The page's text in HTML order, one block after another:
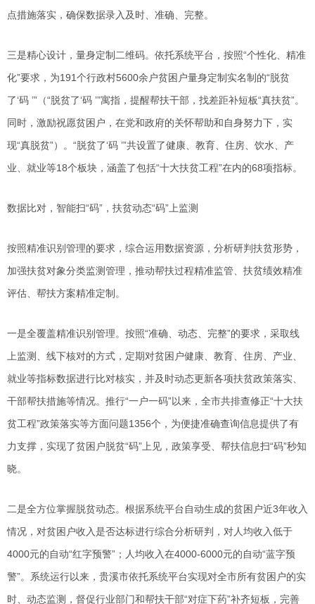
点措施落实，确保数据录入及时、准确、完整。
三是精心设计，量身定制二维码。依托系统平台，按照“个性化、精准
化”要求，为191个行政村5600余户贫困户量身定制实名制的“脱贫
了‘码 ’”（“脱贫了‘码 ’”寓指，提醒帮扶干部，找差距补短板“真扶贫”。
同时，激励祝愿贫困户，在党和政府的关怀帮助和自身努力下，实
现“真脱贫”）。“脱贫了‘码 ’”共设置了健康、教育、住房、饮水、产
业、就业等18个板块，涵盖了包括“十大扶贫工程”在内的68项指标。
数据比对，智能扫“码”，扶贫动态“码”上监测
按照精准识别管理的要求，综合运用数据资源，分析研判扶贫形势，
加强扶贫对象分类监测管理，推动帮扶过程精准监管、扶贫绩效精准
评估、帮扶方案精准定制。
一是全覆盖精准识别管理。按照“准确、动态、完整”的要求，采取线
上监测、线下核对的方式，定期对贫困户健康、教育、住房、产业、
就业等指标数据进行比对核实，并及时动态更新各项扶贫政策落实、
干部帮扶措施等情况。推行“一户一码”以来，全市共排查修正“十大扶
贫工程”政策落实等方面问题1356个，为便捷准确查询信息提供了有
力支撑，实现了贫困户脱贫“码”上见，政策享受、帮扶信息扫“码”秒知
晓。
二是全方位掌握脱贫动态。根据系统平台自动生成的贫困户近3年收入
情况，对贫困户收入是否达标进行综合分析研判，对人均收入低于
4000元的自动“红字预警”；人均收入在4000-6000元的自动“蓝字预
警”。系统运行以来，贵溪市依托系统平台实现对全市所有贫困户的实
时、动态监测，督促行业部门和帮扶干部“对症下药”补齐短板，完善